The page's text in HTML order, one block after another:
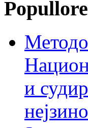
Popullore
и